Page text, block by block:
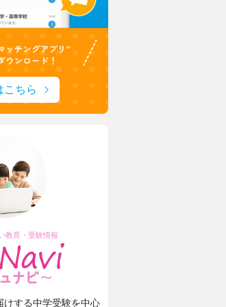
上野学園中学校・高等学校
日本大学豊山女子中学校・高等学校
想を形にデザインと機能性をアップ
徒たちに託された夏服リニューアル
瀧野川女子学園中学高等学校
生成AIを“アシスタント”に
想を形にする授業でキャリア教育
こちら
教育・受験情報
けする中学受験を中心